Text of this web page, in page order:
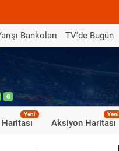
Bankoları TV'de Bugün
G
Haritası
Yeni
Aksiyon Haritası
Yeni